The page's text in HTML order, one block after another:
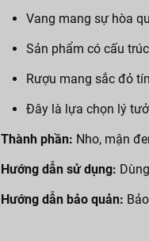
Vang mang sự hòa
Sản phẩm có cấu
Rượu mang sắc đỏ
Đây là lựa chọn lý
Thành phần: Nho, mận
Hướng dẫn sử dụng:
Hướng dẫn bảo quản: